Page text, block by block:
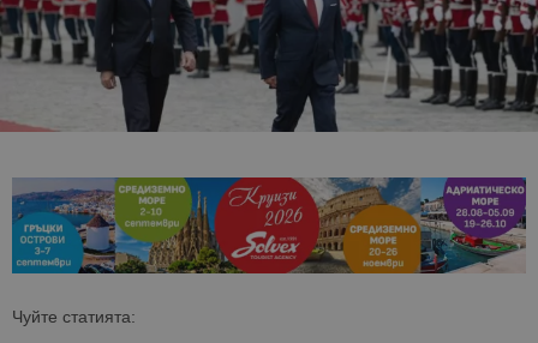
Чуйте статията: